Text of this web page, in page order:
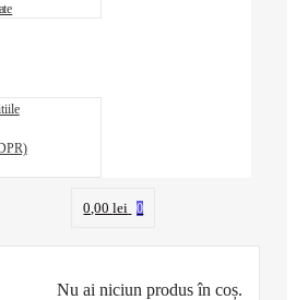
0,00lei 0
Nu ai niciun produs în coș.